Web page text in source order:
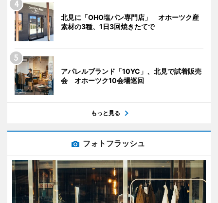
北見に「OHO塩パン専門店」 オホーツク産
素材の3種、1日3回焼きたてで
アパレルブランド「10YC」、北見で試着販売
会 オホーツク10会場巡回
もっと見る
フォトフラッシュ